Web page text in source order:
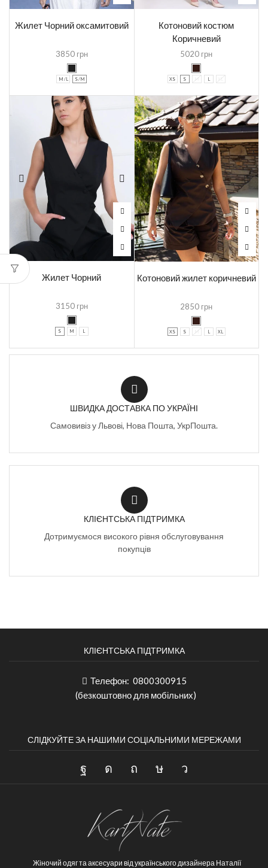
Жилет Чорний оксамитовий
3850 грн
M /L S /M
Котоновий костюм
Коричневий
5020 грн
XS S M L XL
Жилет Чорний
3150 грн
S M L
Котоновий жилет коричневий
2850 грн
XS S M L XL
ШВИДКА ДОСТАВКА ПО УКРАЇНІ
Самовивіз у Львові, Нова Пошта, УкрПошта.
КЛІЄНТСЬКА ПІДТРИМКА
Дотримуємося високого рівня обслуговування
покупців
КЛІЄНТСЬКА ПІДТРИМКА
Телефон: 0800300915
(безкоштовно для мобільних)
СЛІДКУЙТЕ ЗА НАШИМИ СОЦІАЛЬНИМИ МЕРЕЖАМИ
Жіночий одяг та аксесуари від українського дизайнера Наталії